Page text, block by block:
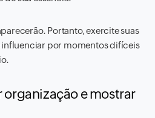
Portanto, exercite suas
influenciar por momentos difíceis
organização e mostrar